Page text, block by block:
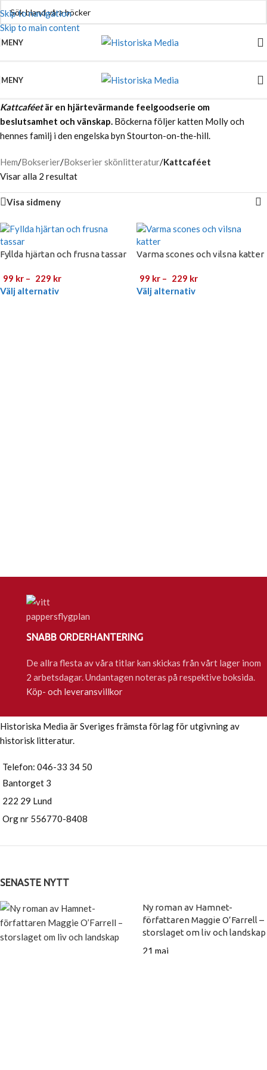
Skip to navigation
Skip to main content
MENY
MENY
Kattcaféetär en hjärtevärmande feelgoodserie om
beslutsamhet och vänskap. Böckerna följer katten Molly och
hennes familj i den engelska byn Stourton-on-the-hill.
Hem/Bokserier/Bokserier skönlitteratur/Kattcaféet
Visar alla 2 resultat
Visa sidmeny
Fyllda hjärtan och frusna tassar
99 kr – 229 kr
Välj alternativ
Varma scones och vilsna katter
99 kr – 229 kr
Välj alternativ
SNABB ORDERHANTERING
De allra flesta av våra titlar kan skickas från vårt lager inom
2 arbetsdagar. Undantagen noteras på respektive boksida.
Köp- och leveransvillkor
Historiska Media är Sveriges främsta förlag för utgivning av
historisk litteratur.
Telefon: 046-33 34 50
Bantorget 3
222 29 Lund
Org nr 556770-8408
SENASTE NYTT
Ny roman av Hamnet-
författaren Maggie O’Farrell –
storslaget om liv och landskap
21 maj